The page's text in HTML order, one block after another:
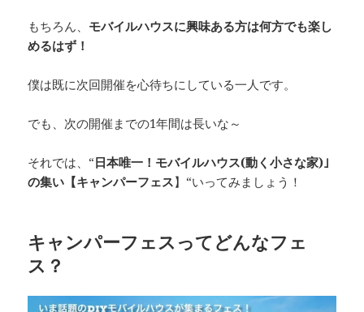
もちろん、 モバイルハウスに興味ある方は何方でも楽し
めるはず！
僕は既に次回開催を心待ちにしている一人です。
でも、次の開催までの1年間は長いな～
それでは、 “日本唯一！モバイルハウス(動く小さな家) ｣
の集い【キャンパーフェス】 “いってみましょう！
キャンパーフェスってどんなフェ
ス？